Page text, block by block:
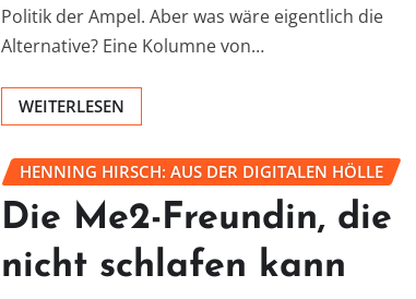
Politik der Ampel. Aber was wäre eigentlich die
Alternative? Eine Kolumne von…
WEITERLESEN
HENNING HIRSCH: AUS DER DIGITALEN HÖLLE
Die Me2-Freundin, die
nicht schlafen kann